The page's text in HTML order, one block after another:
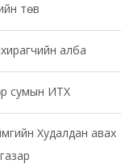
төв
алба
сумын ИТХ
Худалдан авах